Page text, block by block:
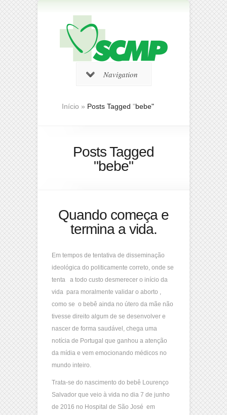
Navigation
Início » Posts Tagged "bebe"
Posts Tagged
"bebe"
Quando começa e
termina a vida.
Em tempos de tentativa de disseminação
ideológica do politicamente correto, onde se
tenta a todo custo desmerecer o início da
vida para moralmente validar o aborto ,
como se o bebê ainda no útero da mãe não
tivesse direito algum de se desenvolver e
nascer de forma saudável, chega uma
notícia de Portugal que ganhou a atenção
da mídia e vem emocionando médicos no
mundo inteiro.
Trata-se do nascimento do bebê Lourenço
Salvador que veio à vida no dia 7 de junho
de 2016 no Hospital de São José em